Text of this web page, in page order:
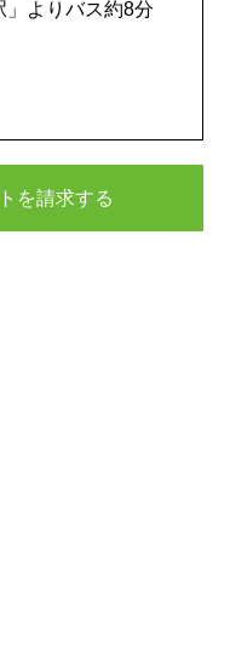
よりバス約8分
を請求する